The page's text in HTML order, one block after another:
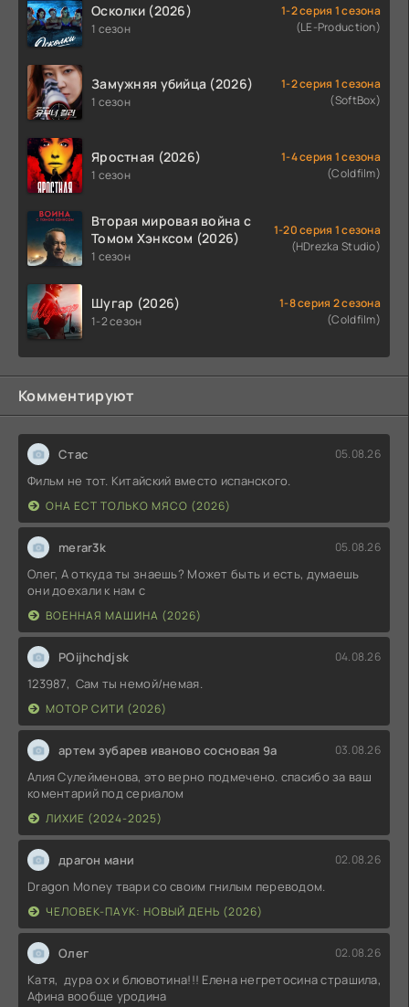
Осколки (2026)
1 сезон
1-2 серия 1 сезона
(LE-Production)
Замужняя убийца (2026)
1 сезон
1-2 серия 1 сезона
(SoftBox)
Яростная (2026)
1 сезон
1-4 серия 1 сезона
(Coldfilm)
Вторая мировая война с
Томом Хэнксом (2026)
1 сезон
1-20 серия 1 сезона
(HDrezka Studio)
Шугар (2026)
1-2 сезон
1-8 серия 2 сезона
(Coldfilm)
Комментируют
Стас 05.08.26
Фильм не тот. Китайский вместо испанского.
ОНА ЕСТ ТОЛЬКО МЯСО (2026)
merar3k 05.08.26
Олег, А откуда ты знаешь? Может быть и есть, думаешь
они доехали к нам с
ВОЕННАЯ МАШИНА (2026)
POijhchdjsk 04.08.26
123987, Сам ты немой/немая.
МОТОР СИТИ (2026)
артем зубарев иваново сосновая 9а 03.08.26
Алия Сулейменова, это верно подмечено. спасибо за ваш
коментарий под сериалом
ЛИХИЕ (2024-2025)
драгон мани 02.08.26
Dragon Money твари со своим гнилым переводом.
ЧЕЛОВЕК-ПАУК: НОВЫЙ ДЕНЬ (2026)
Олег 02.08.26
Катя, дура ох и блювотина!!! Елена негретосина страшила,
Афина вообще уродина